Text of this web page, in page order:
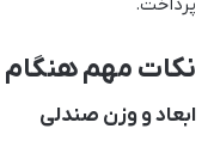
پرداخت.
نکات مهم هنگام
ابعاد و وزن صندلی